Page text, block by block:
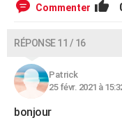
Commenter
RÉPONSE 11 / 16
Patrick
25 févr. 2021 à
bonjour